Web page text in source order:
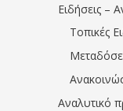
Ειδήσεις –
Τοπικές
Αναλυτικό